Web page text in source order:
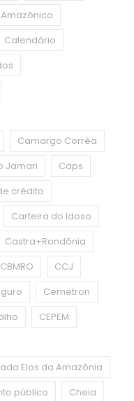
Calendário
Camargo Corrêa
Jamari
Caps
crédito
Carteira do Idoso
Castra+Rondônia
CBMRO
CCJ
Cemetron
CEPEM
Elos da Amazônia
público
Cheia